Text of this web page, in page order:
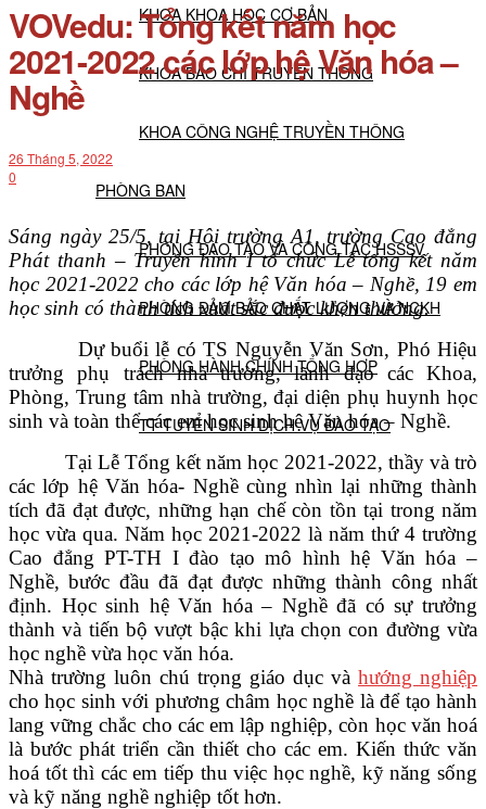
KHOA KHOA HỌC CƠ BẢN
KHOA BÁO CHÍ TRUYỀN THÔNG
KHOA CÔNG NGHỆ TRUYỀN THÔNG
PHÒNG BAN
PHÒNG ĐÀO TẠO VÀ CÔNG TÁC HSSSV
PHÒNG ĐẢM BẢO CHẤT LƯỢNG VÀ NCKH
PHÒNG HÀNH CHÍNH TỔNG HỢP
TT TUYỂN SINH DỊCH VỤ ĐÀO TẠO
NGHIÊN CỨU KHOA HỌC
VĂN BẢN
THƯ VIỆN
VOVedu: Tổng kết năm học
2021-2022 các lớp hệ Văn hóa –
Nghề
26 Tháng 5, 2022
0
Sáng ngày 25/5, tại Hội trường A1, trường Cao đẳng
Phát thanh – Truyền hình I tổ chức Lễ tổng kết năm
học 2021-2022 cho các lớp hệ Văn hóa – Nghề, 19 em
học sinh có thành tích xuất sắc được khen thưởng.
Dự buổi lễ có TS Nguyễn Văn Sơn, Phó Hiệu
trưởng phụ trách nhà trường, lãnh đạo các Khoa,
Phòng, Trung tâm nhà trường, đại diện phụ huynh học
sinh và toàn thể các em học sinh hệ Văn hóa – Nghề.
Tại Lễ Tổng kết năm học 2021-2022, thầy và trò
các lớp hệ Văn hóa- Nghề cùng nhìn lại những thành
tích đã đạt được, những hạn chế còn tồn tại trong năm
học vừa qua. Năm học 2021-2022 là năm thứ 4 trường
Cao đẳng PT-TH I đào tạo mô hình hệ Văn hóa –
Nghề, bước đầu đã đạt được những thành công nhất
định. Học sinh hệ Văn hóa – Nghề đã có sự trưởng
thành và tiến bộ vượt bậc khi lựa chọn con đường vừa
học nghề vừa học văn hóa.
Nhà trường luôn chú trọng giáo dục và hướng nghiệp
cho học sinh với phương châm học nghề là để tạo hành
lang vững chắc cho các em lập nghiệp, còn học văn hoá
là bước phát triển cần thiết cho các em. Kiến thức văn
hoá tốt thì các em tiếp thu việc học nghề, kỹ năng sống
và kỹ năng nghề nghiệp tốt hơn.